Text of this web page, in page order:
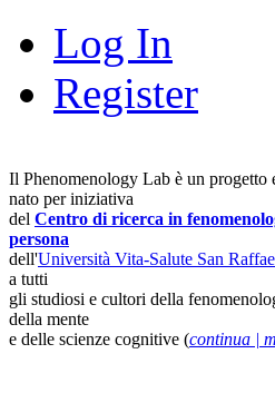
Log In
Register
Il Phenomenology Lab è un progetto
nato per iniziativa
del Centro di ricerca in
persona
dell'Università Vita-Salute San
a tutti
gli studiosi e cultori della
della mente
e delle scienze cognitive (continua |